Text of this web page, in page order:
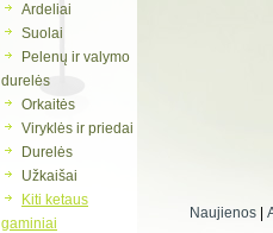
Ardeliai
Suolai
Pelenų ir valymo
durelės
Orkaitės
Viryklės ir priedai
Durelės
Užkaišai
Kiti ketaus
gaminiai
Naujienos |